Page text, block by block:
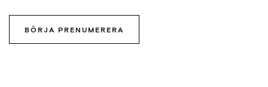
BÖRJA PRENUMERERA